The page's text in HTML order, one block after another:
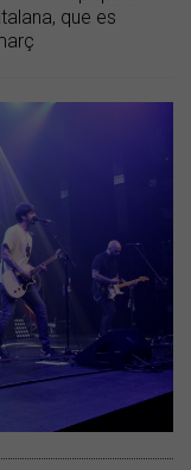
que es